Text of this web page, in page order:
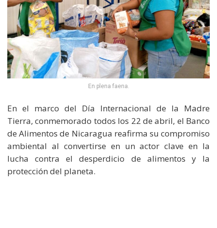
En plena faena.
En el marco del Día Internacional de la Madre
Tierra, conmemorado todos los 22 de abril, el Banco
de Alimentos de Nicaragua reafirma su compromiso
ambiental al convertirse en un actor clave en la
lucha contra el desperdicio de alimentos y la
protección del planeta.